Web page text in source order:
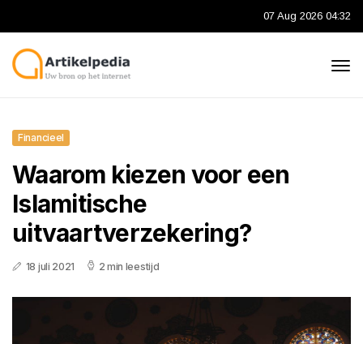
07 Aug 2026 04:32
Financieel
Waarom kiezen voor een
Islamitische
uitvaartverzekering?
18 juli 2021 2 min leestijd